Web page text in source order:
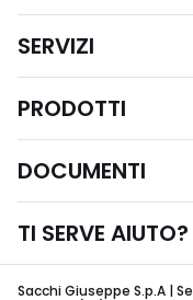
SERVIZI
PRODOTTI
DOCUMENTI
TI SERVE AIUTO?
Sacchi Giuseppe S.p.A |